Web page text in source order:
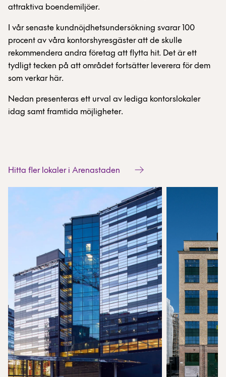
attraktiva boendemiljöer.
I vår senaste kundnöjdhetsundersökning svarar 100
procent av våra kontorshyresgäster att de skulle
rekommendera andra företag att flytta hit. Det är ett
tydligt tecken på att området fortsätter leverera för dem
som verkar här.
Nedan presenteras ett urval av lediga kontorslokaler
idag samt framtida möjligheter.
Hitta fler lokaler i Arenastaden